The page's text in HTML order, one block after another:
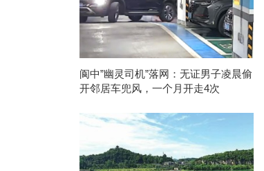
阆中”幽灵司机”落网：无证男子凌晨偷
开邻居车兜风，一个月开走4次